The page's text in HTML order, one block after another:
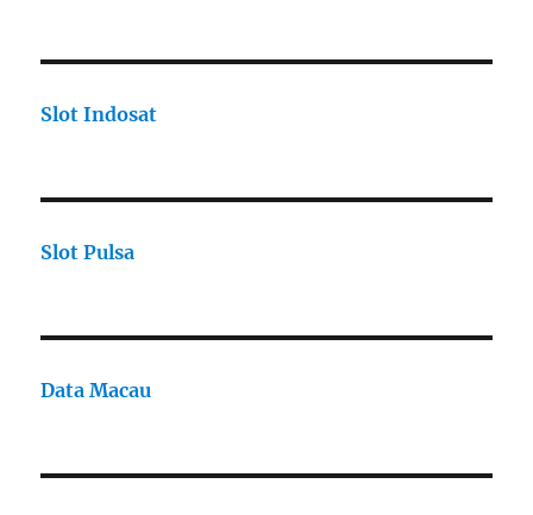
Slot Indosat
Slot Pulsa
Data Macau